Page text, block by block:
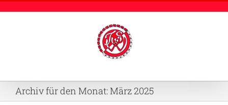
Archiv für den Monat:März 2025